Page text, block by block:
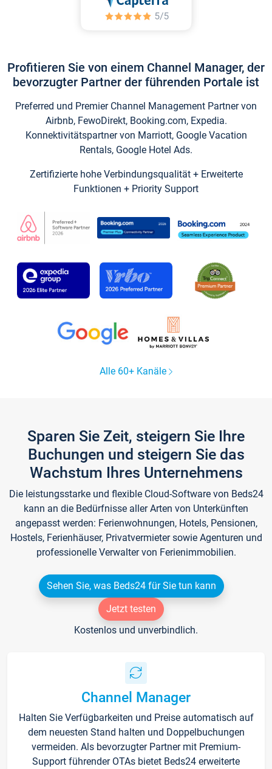
Profitieren Sie von einem Channel Manager, der
bevorzugter Partner der führenden Portale ist
Preferred und Premier Channel Management Partner von
Airbnb, FewoDirekt, Booking.com, Expedia.
Konnektivitätspartner von Marriott, Google Vacation
Rentals, Google Hotel Ads.
Zertifizierte hohe Verbindungsqualität + Erweiterte
Funktionen + Priority Support
Alle 60+ Kanäle
Sparen Sie Zeit, steigern Sie Ihre
Buchungen und steigern Sie das
Wachstum Ihres Unternehmens
Die leistungsstarke und flexible Cloud-Software von Beds24
kann an die Bedürfnisse aller Arten von Unterkünften
angepasst werden: Ferienwohnungen, Hotels, Pensionen,
Hostels, Ferienhäuser, Privatvermieter sowie Agenturen und
professionelle Verwalter von Ferienimmobilien.
Sehen Sie, was Beds24 für Sie tun kann
Jetzt testen
Kostenlos und unverbindlich.
Channel Manager
Halten Sie Verfügbarkeiten und Preise automatisch auf
dem neuesten Stand halten und Doppelbuchungen
vermeiden. Als bevorzugter Partner mit Premium-
Support führender OTAs bietet Beds24 erweiterte